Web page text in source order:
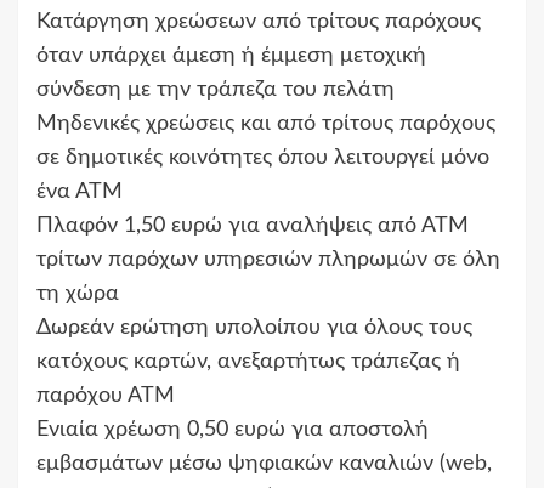
Κατάργηση χρεώσεων από τρίτους παρόχους
όταν υπάρχει άμεση ή έμμεση μετοχική
σύνδεση με την τράπεζα του πελάτη
Μηδενικές χρεώσεις και από τρίτους παρόχους
σε δημοτικές κοινότητες όπου λειτουργεί μόνο
ένα ΑΤΜ
Πλαφόν 1,50 ευρώ για αναλήψεις από ΑΤΜ
τρίτων παρόχων υπηρεσιών πληρωμών σε όλη
τη χώρα
Δωρεάν ερώτηση υπολοίπου για όλους τους
κατόχους καρτών, ανεξαρτήτως τράπεζας ή
παρόχου ΑΤΜ
Ενιαία χρέωση 0,50 ευρώ για αποστολή
εμβασμάτων μέσω ψηφιακών καναλιών (web,